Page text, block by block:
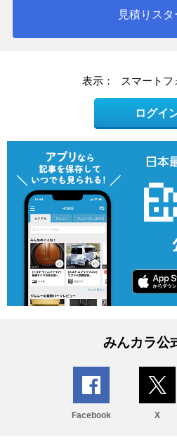
見積りスタ
表示： スマートフ
ログイ
みんカラ公
Facebook X